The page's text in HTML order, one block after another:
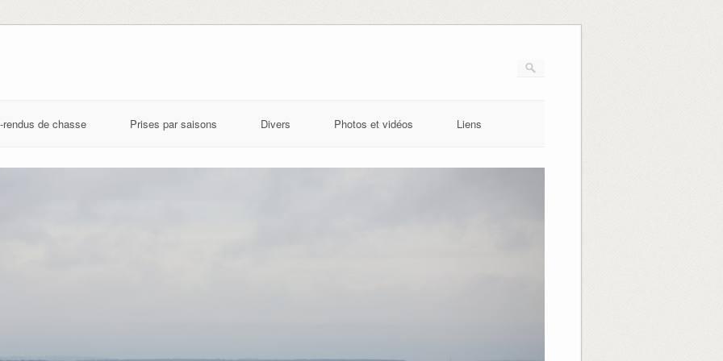
rendus de chasse Prises par saisons Divers Photos et vidéos Liens